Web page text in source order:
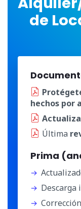
de
hechos por
Última
Prima
Descarga